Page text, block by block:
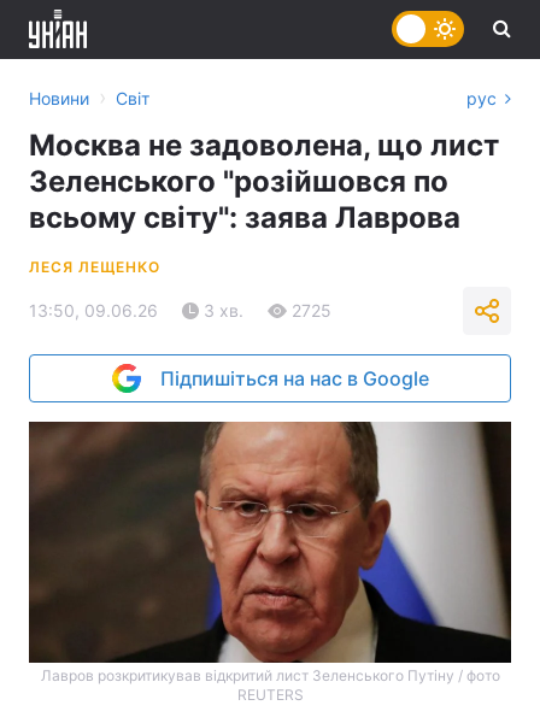
Новини › Світ рус
Москва не задоволена, що лист
Зеленського "розійшовся по
всьому світу": заява Лаврова
ЛЕСЯ ЛЕЩЕНКО
13:50, 09.06.26 3 хв. 2725
Підпишіться на нас в Google
Лавров розкритикував відкритий лист Зеленського Путіну / фото
REUTERS